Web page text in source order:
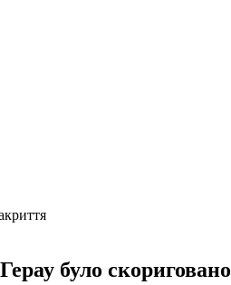
було скориговано